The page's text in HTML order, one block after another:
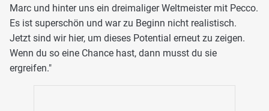
Marc und hinter uns ein dreimaliger Weltmeister mit Pecco.
Es ist superschön und war zu Beginn nicht realistisch.
Jetzt sind wir hier, um dieses Potential erneut zu zeigen.
Wenn du so eine Chance hast, dann musst du sie
ergreifen."